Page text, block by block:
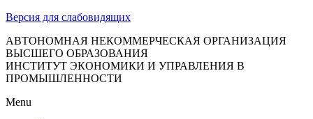
Версия для слабовидящих
АВТОНОМНАЯ НЕКОММЕРЧЕСКАЯ ОРГАНИЗАЦИЯ
ВЫСШЕГО ОБРАЗОВАНИЯ
ИНСТИТУТ ЭКОНОМИКИ И УПРАВЛЕНИЯ В
ПРОМЫШЛЕННОСТИ
Menu